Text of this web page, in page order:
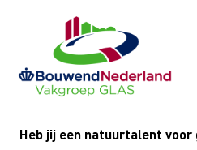
inhoud
Heb jij een natuurtalent